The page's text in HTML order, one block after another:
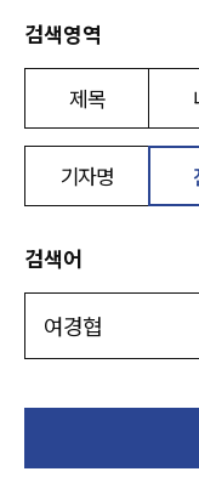
검색영역
제목
기자명
검색어